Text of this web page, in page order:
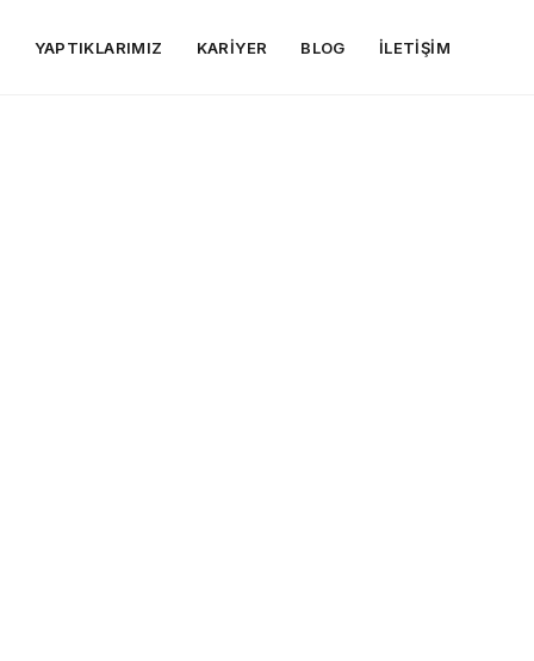
YAPTIKLARIMIZ KARIYER BLOG İLETIŞIM